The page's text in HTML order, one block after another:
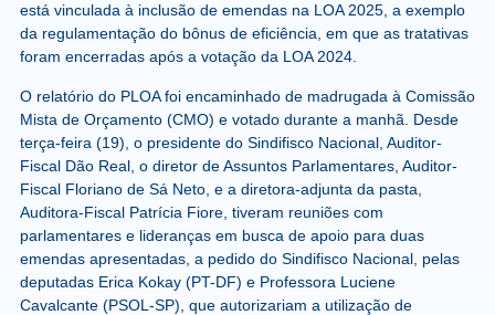
está vinculada à inclusão de emendas na LOA 2025, a exemplo
da regulamentação do bônus de eficiência, em que as tratativas
foram encerradas após a votação da LOA 2024.
O relatório do PLOA foi encaminhado de madrugada à Comissão
Mista de Orçamento (CMO) e votado durante a manhã. Desde
terça-feira (19), o presidente do Sindifisco Nacional, Auditor-
Fiscal Dão Real, o diretor de Assuntos Parlamentares, Auditor-
Fiscal Floriano de Sá Neto, e a diretora-adjunta da pasta,
Auditora-Fiscal Patrícia Fiore, tiveram reuniões com
parlamentares e lideranças em busca de apoio para duas
emendas apresentadas, a pedido do Sindifisco Nacional, pelas
deputadas Erica Kokay (PT-DF) e Professora Luciene
Cavalcante (PSOL-SP), que autorizariam a utilização de